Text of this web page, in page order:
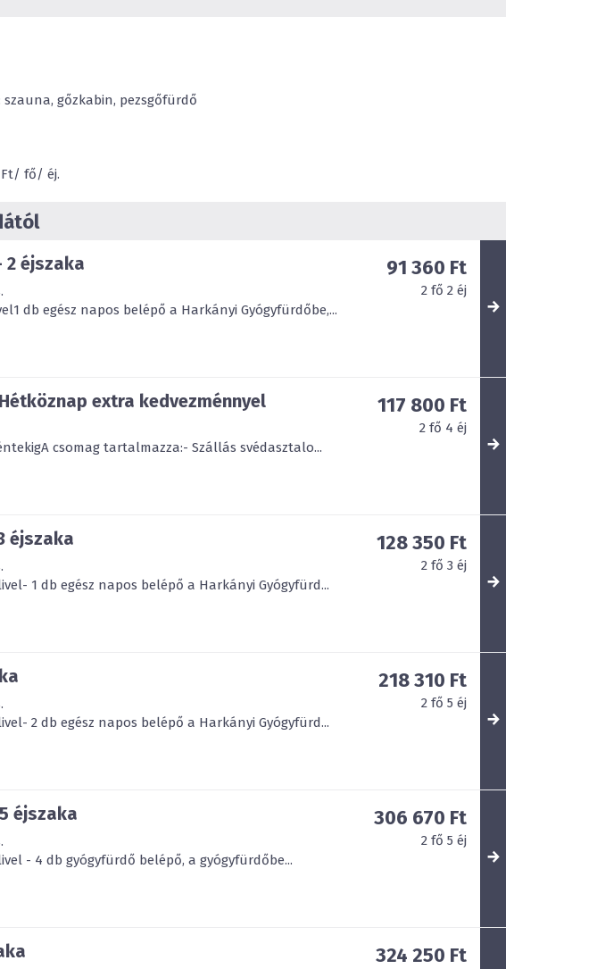
gőzkabin, pezsgőfürdő
Ft/ fő/ éj.
2 éjszaka
db egész napos belépő a Harkányi Gyógyfürdőbe,...
91 360 Ft
2 fő 2 éj
extra kedvezménnyel
csomag tartalmazza:- Szállás svédasztalo...
117 800 Ft
2 fő 4 éj
éjszaka
1 db egész napos belépő a Harkányi Gyógyfürd...
128 350 Ft
2 fő 3 éj
2 db egész napos belépő a Harkányi Gyógyfürd...
218 310 Ft
2 fő 5 éj
éjszaka
- 4 db gyógyfürdő belépő, a gyógyfürdőbe...
306 670 Ft
2 fő 5 éj
324 250 Ft